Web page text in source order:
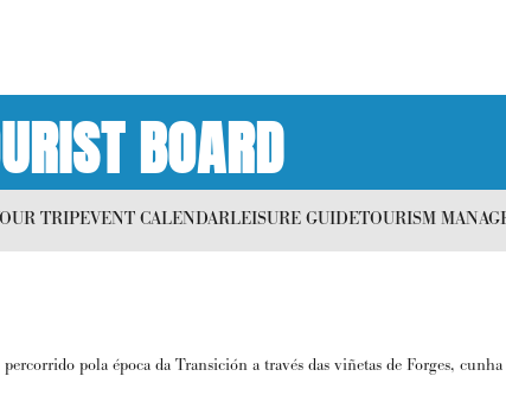
BOARD
TRIPEVENT CALENDARLEISURE GUIDETOURISM
pola época da Transición a través das viñetas de Forges,